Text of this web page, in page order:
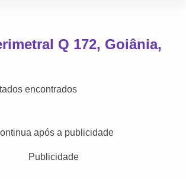
Q 172, Goiânia,
encontrados
após a publicidade
Publicidade